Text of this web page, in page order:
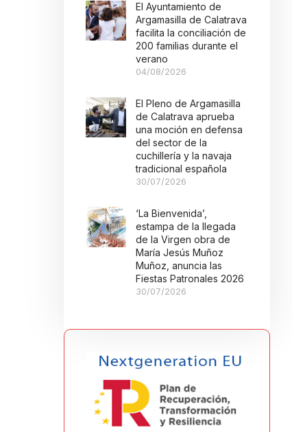
El Ayuntamiento de
Argamasilla de Calatrava
facilita la conciliación de
200 familias durante el
verano
04/08/2026
El Pleno de Argamasilla
de Calatrava aprueba
una moción en defensa
del sector de la
cuchillería y la navaja
tradicional española
30/07/2026
‘La Bienvenida’,
estampa de la llegada
de la Virgen obra de
María Jesús Muñoz
Muñoz, anuncia las
Fiestas Patronales 2026
30/07/2026